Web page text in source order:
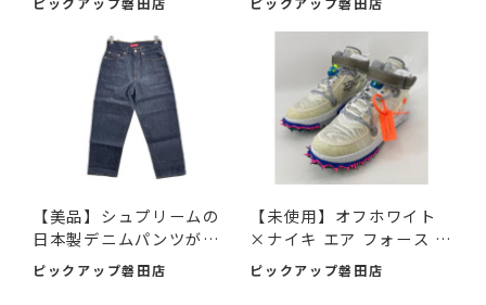
【美品】シュプリームの
日本製デニムパンツが入
荷...
ピックアップ磐田店
【未使用】オフホワイト
×ナイキ エア フォース 1
M...
ピックアップ磐田店